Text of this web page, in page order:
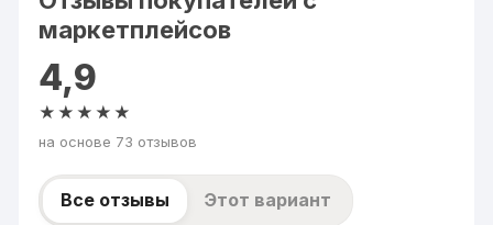
маркетплейсов
4,9
★★★★★
на основе 73 отзывов
Все отзывы Этот вариант